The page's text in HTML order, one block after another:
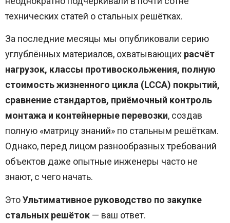
технических статей о стальных решётках.
За последние месяцы мы опубликовали серию
углублённых материалов, охватывающих расчёт
нагрузок, классы противоскольжения, полную
стоимость жизненного цикла (LCCA) покрытий,
сравнение стандартов, приёмочный контроль
монтажа и контейнерные перевозки, создав
полную «матрицу знаний» по стальным решёткам.
Однако, перед лицом разнообразных требований
объектов даже опытные инженеры часто не
знают, с чего начать.
ЭтоУльтимативное руководство по закупке
стальных решёток — ваш ответ.